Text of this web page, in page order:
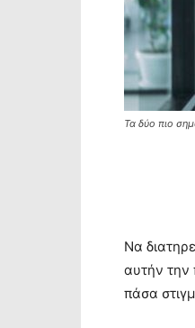
Τα δύο πιο
Να
αυτήν την
πάσα